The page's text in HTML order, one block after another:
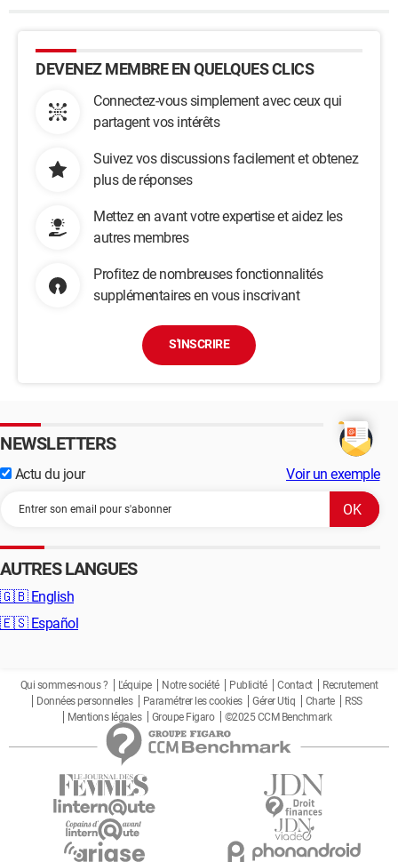
DEVENEZ MEMBRE EN QUELQUES CLICS
Connectez-vous simplement avec ceux qui
partagent vos intérêts
Suivez vos discussions facilement et obtenez
plus de réponses
Mettez en avant votre expertise et aidez les
autres membres
Profitez de nombreuses fonctionnalités
supplémentaires en vous inscrivant
S'INSCRIRE
NEWSLETTERS
Actu du jour Voir un exemple
AUTRES LANGUES
🇬🇧 English
🇪🇸 Español
Qui sommes-nous ? L'équipe Notre société Publicité Contact
Recrutement
Données personnelles
Paramétrer les cookies Gérer Utiq Charte
RSS
Mentions légales
Groupe Figaro ©2025 CCM Benchmark